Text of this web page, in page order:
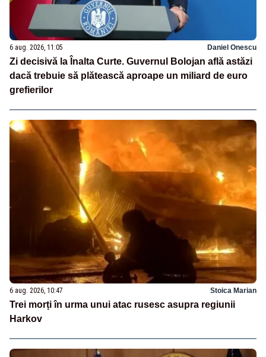
6 aug. 2026, 11:05 Daniel Onescu
Zi decisivă la Înalta Curte. Guvernul Bolojan află astăzi
dacă trebuie să plătească aproape un miliard de euro
grefierilor
6 aug. 2026, 10:47 Stoica Marian
Trei morți în urma unui atac rusesc asupra regiunii
Harkov